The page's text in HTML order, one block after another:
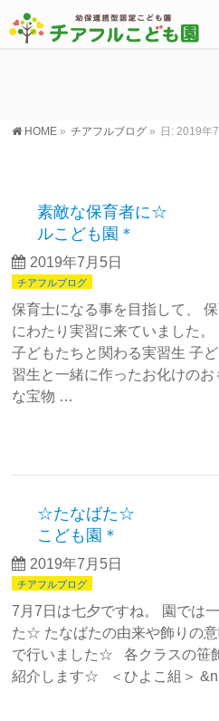
HOME » チアフルブログ » 日: 2019年
素敵な保育者に☆
ルこども園＊
2019年7月5日
チアフルブログ
保育士になる事を目指して、
にわたり実習に来ていました
子どもたちと関わる実習生 子
習生と一緒に作ったお化けの
な宝物 …
☆たなばた☆ ＊
こども園＊
2019年7月5日
チアフルブログ
7月7日は七夕ですね。 園では
た☆ たなばたの由来や飾りの
で行いました☆ 各クラスの笹
紹介します☆ ＜ひよこ組＞